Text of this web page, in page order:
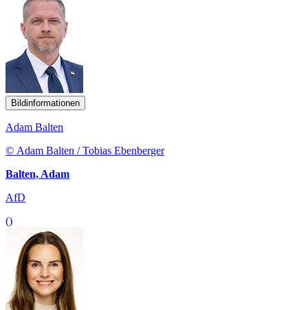
Bildinformationen
Adam Balten
© Adam Balten / Tobias Ebenberger
Balten, Adam
AfD
()